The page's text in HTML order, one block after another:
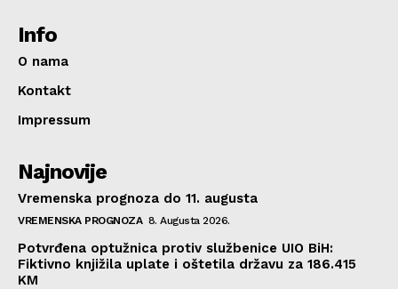
Info
O nama
Kontakt
Impressum
Najnovije
Vremenska prognoza do 11. augusta
VREMENSKA PROGNOZA 8. Augusta 2026.
Potvrđena optužnica protiv službenice UIO BiH:
Fiktivno knjižila uplate i oštetila državu za 186.415
KM